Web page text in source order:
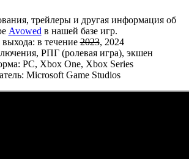
трейлеры и другая информация об
Avowed в нашей базе игр.
выхода: в течение2023, 2024
РПГ (ролевая игра), экшен
PC, Xbox One, Xbox Series
Microsoft Game Studios